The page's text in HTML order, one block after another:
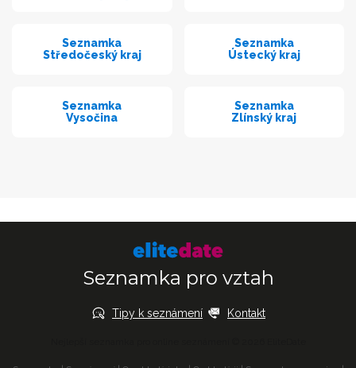
Seznamka
Středočeský kraj
Seznamka
Ústecký kraj
Seznamka
Vysočina
Seznamka
Zlínský kraj
Seznamka pro vztah
Tipy k seznámení Kontakt